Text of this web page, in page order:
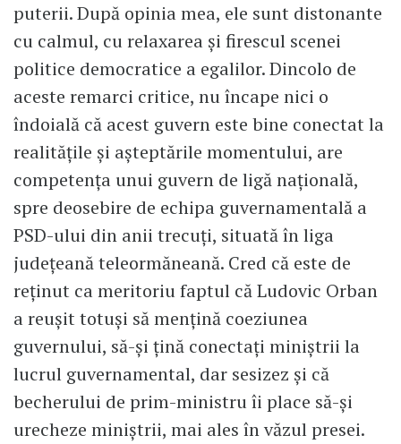
puterii. După opinia mea, ele sunt distonante
cu calmul, cu relaxarea și firescul scenei
politice democratice a egalilor. Dincolo de
aceste remarci critice, nu încape nici o
îndoială că acest guvern este bine conectat la
realitățile și așteptările momentului, are
competența unui guvern de ligă națională,
spre deosebire de echipa guvernamentală a
PSD-ului din anii trecuți, situată în liga
județeană teleormăneană. Cred că este de
reținut ca meritoriu faptul că Ludovic Orban
a reușit totuși să mențină coeziunea
guvernului, să-și țină conectați miniștrii la
lucrul guvernamental, dar sesizez și că
becherului de prim-ministru îi place să-și
urecheze miniștrii, mai ales în văzul presei.